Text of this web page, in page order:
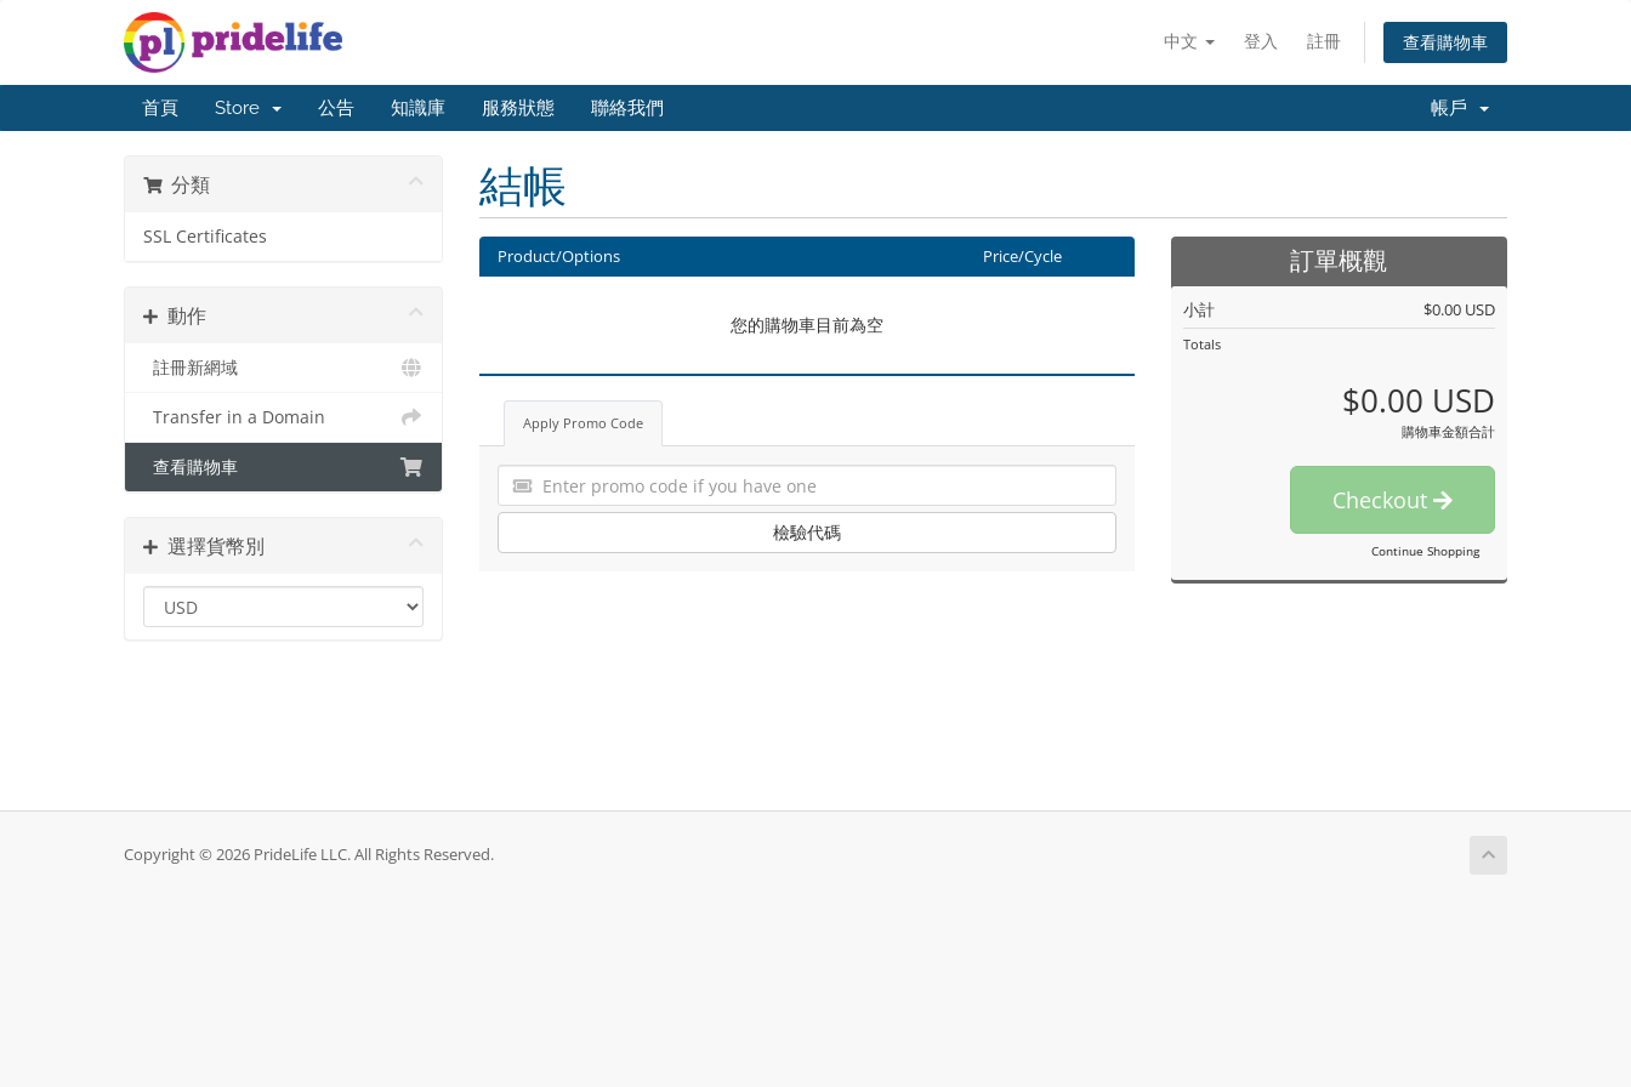
中文 登入 註冊 查看購物車
首頁 Store 公告 知識庫 服務狀態 聯絡我們 帳戶
分類
SSL Certificates
動作
註冊新網域
Transfer in a Domain
查看購物車
選擇貨幣別
結帳
Product/Options Price/Cycle
您的購物車目前為空
Apply Promo Code
檢驗代碼
訂單概觀
小計 $0.00 USD
Totals
$0.00 USD
購物車金額合計
Checkout
Continue Shopping
Copyright © 2026 PrideLife LLC. All Rights Reserved.